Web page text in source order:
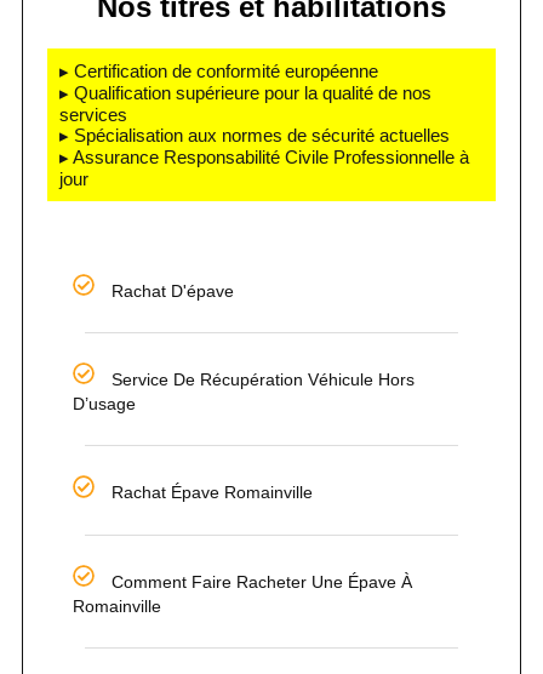
Nos titres et habilitations
▸ Certification de conformité européenne
▸ Qualification supérieure pour la qualité de nos
services
▸ Spécialisation aux normes de sécurité actuelles
▸ Assurance Responsabilité Civile Professionnelle à
jour
Rachat D'épave
Service De Récupération Véhicule Hors
D’usage
Rachat Épave Romainville
Comment Faire Racheter Une Épave À
Romainville